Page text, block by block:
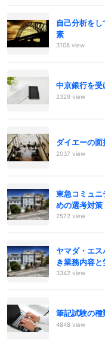
自己分析を
素
3108 view
中京銀行を
2329 view
ダイエーの
2037 view
東急コミュニ
めの選考対策
2572 view
ヤマダ・エ
き業務内容
3342 view
筆記試験の
4848 view